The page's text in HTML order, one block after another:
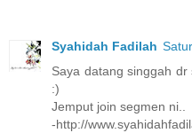
Syahidah Fadilah
Saya datang singgah
:)
Jemput join segmen ni..
-http://